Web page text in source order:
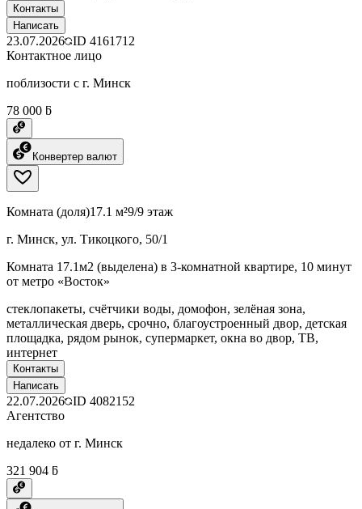
Контакты
Написать
23.07.2026 ID 4161712
Контактное лицо
поблизости с г. Минск
78 000 ƃ
Конвертер валют
Комната (доля)17.1 м²9/9 этаж
г. Минск, ул. Тикоцкого, 50/1
Комната 17.1м2 (выделена) в 3-комнатной квартире, 10 минут
от метро «Восток»
стеклопакеты, счётчики воды, домофон, зелёная зона,
металлическая дверь, срочно, благоустроенный двор, детская
площадка, рядом рынок, супермаркет, окна во двор, ТВ,
интернет
Контакты
Написать
22.07.2026 ID 4082152
Агентство
недалеко от г. Минск
321 904 ƃ